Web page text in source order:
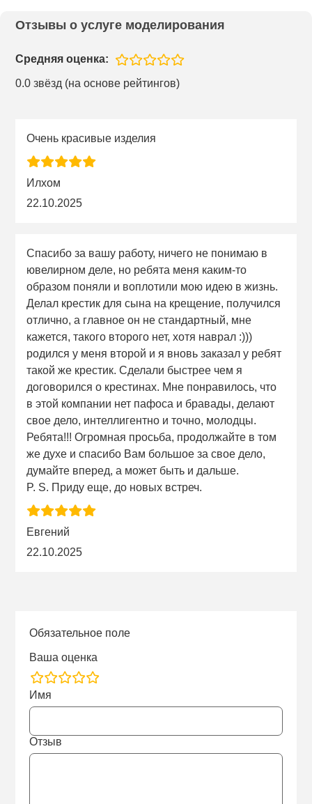
Отзывы о услуге моделирования
Средняя оценка:
0.0 звёзд (на основе рейтингов)
Очень красивые изделия
Илхом
22.10.2025
Спасибо за вашу работу, ничего не понимаю в
ювелирном деле, но ребята меня каким-то
образом поняли и воплотили мою идею в жизнь.
Делал крестик для сына на крещение, получился
отлично, а главное он не стандартный, мне
кажется, такого второго нет, хотя наврал :)))
родился у меня второй и я вновь заказал у ребят
такой же крестик. Сделали быстрее чем я
договорился о крестинах. Мне понравилось, что
в этой компании нет пафоса и бравады, делают
свое дело, интеллигентно и точно, молодцы.
Ребята!!! Огромная просьба, продолжайте в том
же духе и спасибо Вам большое за свое дело,
думайте вперед, а может быть и дальше.
P. S. Приду еще, до новых встреч.
Евгений
22.10.2025
Обязательное поле
Ваша оценка
rating
fields
Имя
Отзыв